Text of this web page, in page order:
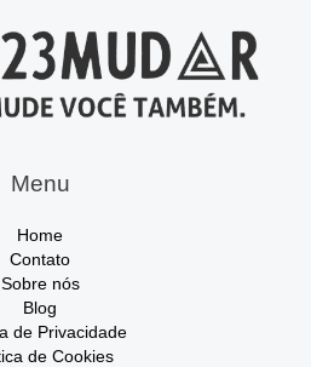
Menu
Home
Contato
Sobre nós
Blog
de Privacidade
de Cookies